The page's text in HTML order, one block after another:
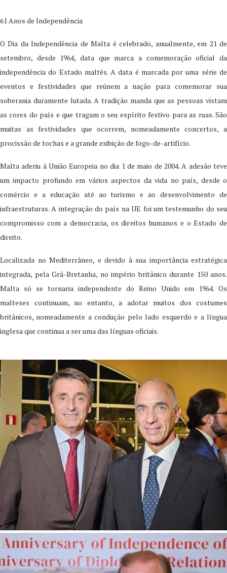
61 Anos de Independência
O Dia da Independência de Malta é celebrado, anualmente, em 21 de
setembro, desde 1964, data que marca a comemoração oficial da
independência do Estado maltês. A data é marcada por uma série de
eventos e festividades que reúnem a nação para comemorar sua
soberania duramente lutada. A tradição manda que as pessoas vistam
as cores do país e que tragam o seu espírito festivo para as ruas. São
muitas as festividades que ocorrem, nomeadamente concertos, a
procissão de tochas e a grande exibição de fogo-de-artifício.
Malta aderiu à União Europeia no dia 1 de maio de 2004. A adesão teve
um impacto profundo em vários aspectos da vida no país, desde o
comércio e a educação até ao turismo e ao desenvolvimento de
infraestruturas. A integração do país na UE foi um testemunho do seu
compromisso com a democracia, os direitos humanos e o Estado de
direito.
Localizada no Mediterrâneo, e devido à sua importância estratégica
integrada, pela Grã-Bretanha, no império britânico durante 150 anos.
Malta só se tornaria independente do Reino Unido em 1964. Os
malteses continuam, no entanto, a adotar muitos dos costumes
britânicos, nomeadamente a condução pelo lado esquerdo e a língua
inglesa que continua a ser uma das línguas oficiais.